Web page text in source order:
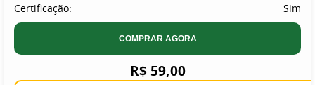
Certificação:
Sim
COMPRAR AGORA
R$ 59,00